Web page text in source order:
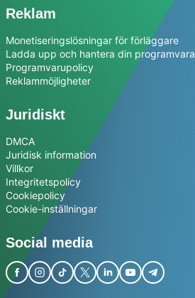
Reklam
Monetiseringslösningar för förläggare
Ladda upp och hantera din programvara
Programvarupolicy
Reklammöjligheter
Juridiskt
DMCA
Juridisk information
Villkor
Integritetspolicy
Cookiepolicy
Cookie-inställningar
Social media